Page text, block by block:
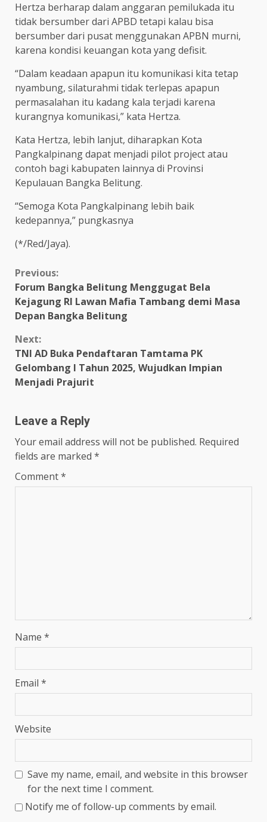
Hertza berharap dalam anggaran pemilukada itu
tidak bersumber dari APBD tetapi kalau bisa
bersumber dari pusat menggunakan APBN murni,
karena kondisi keuangan kota yang defisit.
“Dalam keadaan apapun itu komunikasi kita tetap
nyambung, silaturahmi tidak terlepas apapun
permasalahan itu kadang kala terjadi karena
kurangnya komunikasi,” kata Hertza.
Kata Hertza, lebih lanjut, diharapkan Kota
Pangkalpinang dapat menjadi pilot project atau
contoh bagi kabupaten lainnya di Provinsi
Kepulauan Bangka Belitung.
“Semoga Kota Pangkalpinang lebih baik
kedepannya,” pungkasnya
(*/Red/Jaya).
Continue
Reading
Previous:
Forum Bangka Belitung Menggugat Bela
Kejagung RI Lawan Mafia Tambang demi Masa
Depan Bangka Belitung
Next:
TNI AD Buka Pendaftaran Tamtama PK
Gelombang I Tahun 2025, Wujudkan Impian
Menjadi Prajurit
Leave a Reply
Your email address will not be published. Required
fields are marked *
Comment*
Name *
Email *
Website
Save my name, email, and website in this browser
for the next time I comment.
Notify me of follow-up comments by email.